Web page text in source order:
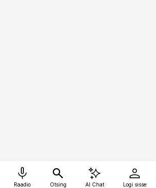
Raadio Otsing AI Chat Logi sisse